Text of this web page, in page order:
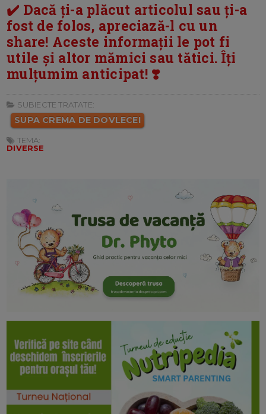
✔️ Dacă ți-a plăcut articolul sau ți-a
fost de folos, apreciază-l cu un
share! Aceste informații le pot fi
utile și altor mămici sau tătici. Îți
mulțumim anticipat! ❣️
SUBIECTE TRATATE:
SUPA CREMA DE DOVLECEI
TEMA:
DIVERSE